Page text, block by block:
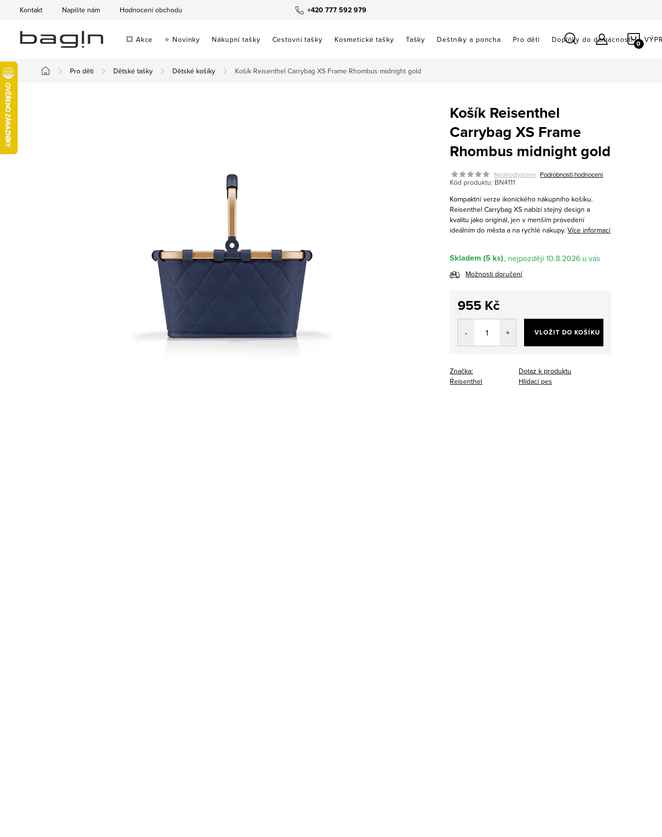
obsah
+420 777 592 979
Kontakt Napište nám Hodnocení obchodu
💥 Akce ⭐ Novinky Nákupní tašky Cestovní tašky Kosmetické tašky Tašky Deštníky a poncha Pro děti Doplňky do domácnosti
Domů
Pro děti Dětské tašky Dětské košíky Košík Reisenthel Carrybag XS Frame Rhombus midnight gold
Košík Reisenthel
Carrybag XS Frame
Rhombus midnight gold
Neohodnoceno Podrobnosti hodnocení
Kód produktu: BN4111
Kompaktní verze ikonického nákupního košíku.
Reisenthel Carrybag XS nabízí stejný design a
kvalitu jako originál, jen v menším provedení
ideálním do města a na rychlé nákupy.Více informací
Skladem (5 ks) 10.8.2026
Možnosti doručení
955 Kč
Měrná
VLOŽIT DO KOŠÍKU
Značka:
Reisenthel
Dotaz k produktu
Hlídací pes